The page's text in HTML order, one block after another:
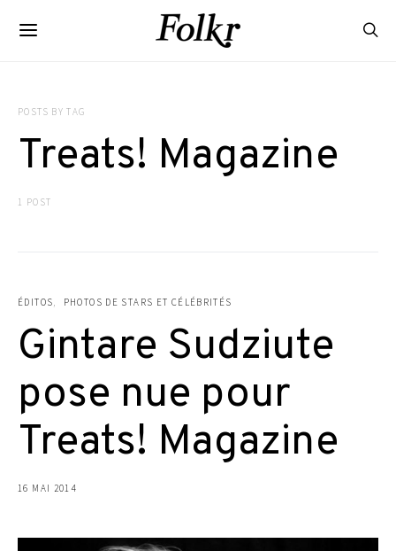
POSTS BY TAG
Treats! Magazine
1 POST
ÉDITOS PHOTOS DE STARS ET CÉLÉBRITÉS
Gintare Sudziute
pose nue pour
Treats! Magazine
16 MAI 2014